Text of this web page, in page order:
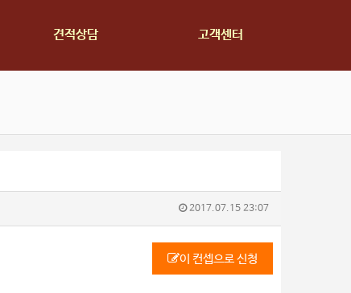
견적상담 고객센터
2017.07.15 23:07
이 컨셉으로 신청